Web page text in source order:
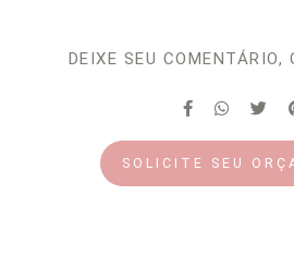
DEIXE SEU COMENTÁRIO,
SOLICITE SEU